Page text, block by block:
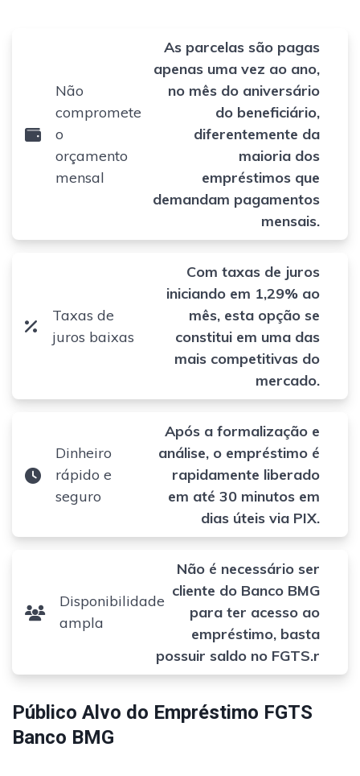
Não
compromete
o
orçamento
mensal
As parcelas são pagas
apenas uma vez ao ano,
no mês do aniversário
do beneficiário,
diferentemente da
maioria dos
empréstimos que
demandam pagamentos
mensais.
Taxas de
juros baixas
Com taxas de juros
iniciando em 1,29% ao
mês, esta opção se
constitui em uma das
mais competitivas do
mercado.
Dinheiro
rápido e
seguro
Após a formalização e
análise, o empréstimo é
rapidamente liberado
em até 30 minutos em
dias úteis via PIX.
Disponibilidade
ampla
Não é necessário ser
cliente do Banco BMG
para ter acesso ao
empréstimo, basta
possuir saldo no FGTS.r
Público Alvo do Empréstimo FGTS
Banco BMG